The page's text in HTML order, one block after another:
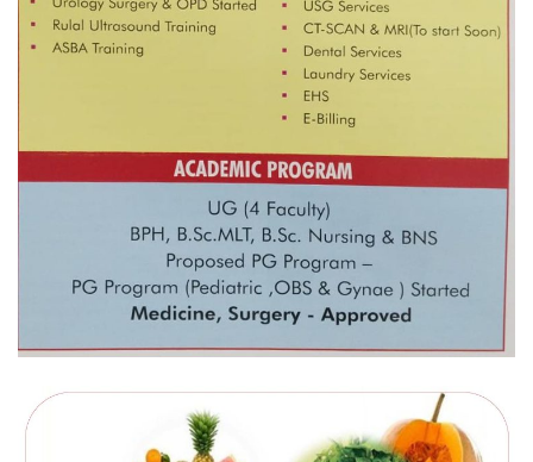
निर्धारित ठाउँमा राजर्षिजनक विश्वविद्यालय
भवन बनाउन उपकुलपतिद्वारा आनाकानी